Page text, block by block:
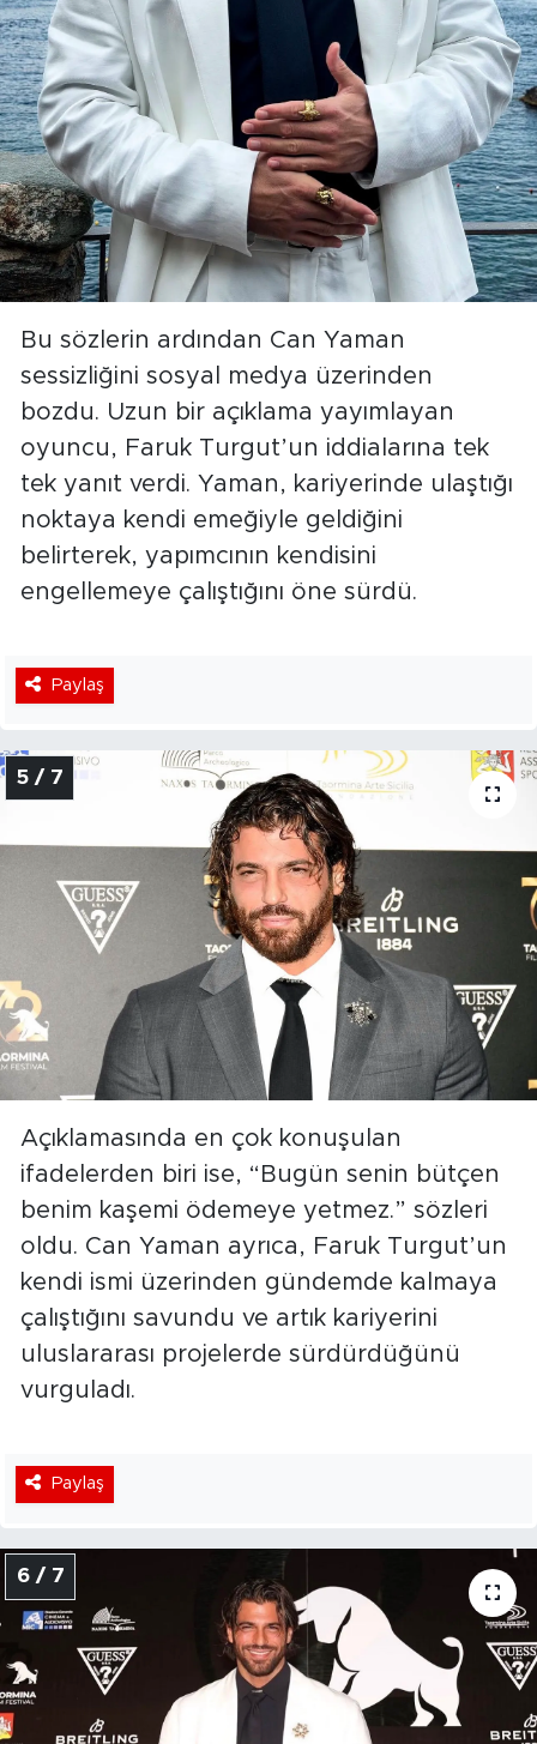
Bu sözlerin ardından Can Yaman
sessizliğini sosyal medya üzerinden
bozdu. Uzun bir açıklama yayımlayan
oyuncu, Faruk Turgut’un iddialarına tek
tek yanıt verdi. Yaman, kariyerinde ulaştığı
noktaya kendi emeğiyle geldiğini
belirterek, yapımcının kendisini
engellemeye çalıştığını öne sürdü.
Paylaş
5 / 7
Açıklamasında en çok konuşulan
ifadelerden biri ise, “Bugün senin bütçen
benim kaşemi ödemeye yetmez.” sözleri
oldu. Can Yaman ayrıca, Faruk Turgut’un
kendi ismi üzerinden gündemde kalmaya
çalıştığını savundu ve artık kariyerini
uluslararası projelerde sürdürdüğünü
vurguladı.
Paylaş
6 / 7